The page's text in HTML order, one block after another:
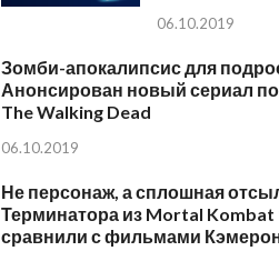
06.10.2019
Зомби-апокалипсис для
Анонсирован новый сериал
The Walking Dead
06.10.2019
Не персонаж, а сплошная
Терминатора из Mortal Kombat
сравнили с фильмами